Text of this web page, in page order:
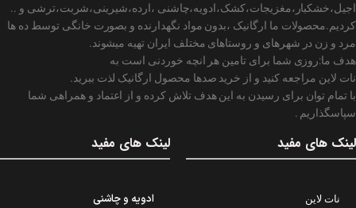
اجیل،خشکبار،مغزیجات،کشک،ادویه،چاشنی ،ارده،شیرینی،شربت،ترشی و ..
کردیم.محصولات ما ارگانیک ،بدون مواد نگهدارنده و بصورت خانگی توسط ده ها
مرد و زن در شهرهای و روستاهای مختلف ایران تهیه میشوند.
هدف ما:روزی شما برای تامین هر انچه خوردنی است به
نات لاین مراجعه کنید و از خرید صدها محصول ارگانیک لذت ببرید.
با تمام توان برای رسیدن به این هدف تلاش کرده و از اعتماد و همراهی شما
سپاسگذاریم .
لینک های مفید
نات لاین
لینک های مفید
ادویه و چاشنی